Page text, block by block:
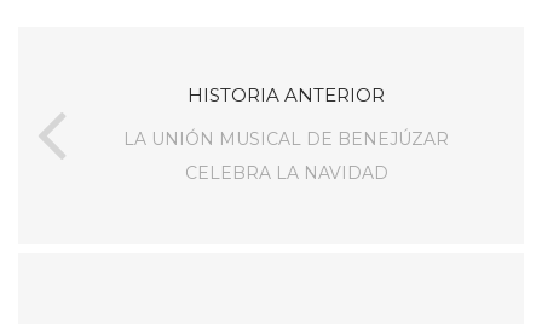
HISTORIA ANTERIOR
LA UNIÓN MUSICAL DE BENEJÚZAR
CELEBRA LA NAVIDAD